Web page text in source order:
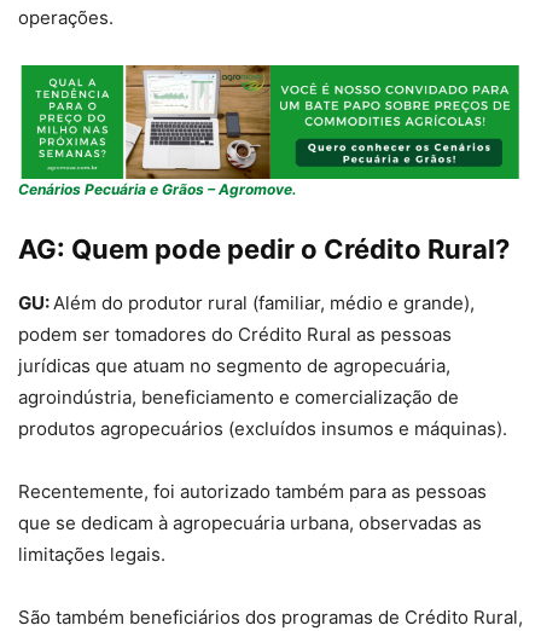
operações.
Cenários Pecuária e Grãos – Agromove.
AG: Quem pode pedir o Crédito Rural?
GU:Além do produtor rural (familiar, médio e grande),
podem ser tomadores do Crédito Rural as pessoas
jurídicas que atuam no segmento de agropecuária,
agroindústria, beneficiamento e comercialização de
produtos agropecuários (excluídos insumos e máquinas).
Recentemente, foi autorizado também para as pessoas
que se dedicam à agropecuária urbana, observadas as
limitações legais.
São também beneficiários dos programas de Crédito Rural,